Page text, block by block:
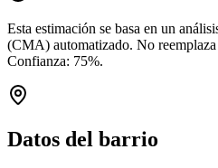
Esta estimación se basa en un
(CMA) automatizado. No
Confianza: 75%.
Datos del barrio